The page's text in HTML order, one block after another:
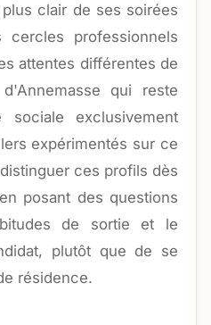
clair de ses soirées
professionnels
attentes différentes de
qui reste
exclusivement
expérimentés sur ce
ces profils dès
posant des questions
de sortie et le
plutôt que de se
résidence.